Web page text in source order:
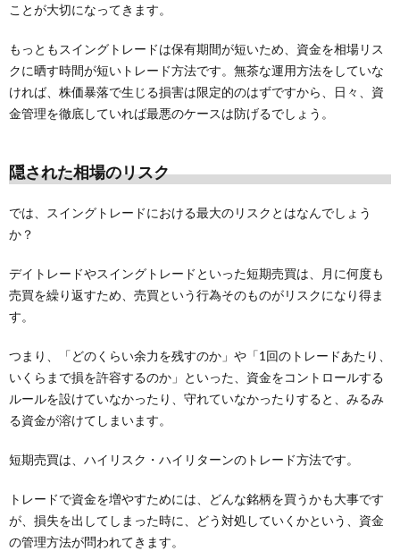
ことが大切になってきます。
もっともスイングトレードは保有期間が短いため、資金を相場リス
クに晒す時間が短いトレード方法です。無茶な運用方法をしていな
ければ、株価暴落で生じる損害は限定的のはずですから、日々、資
金管理を徹底していれば最悪のケースは防げるでしょう。
隠された相場のリスク
では、スイングトレードにおける最大のリスクとはなんでしょう
か？
デイトレードやスイングトレードといった短期売買は、月に何度も
売買を繰り返すため、売買という行為そのものがリスクになり得ま
す。
つまり、「どのくらい余力を残すのか」や「1回のトレードあたり、
いくらまで損を許容するのか」といった、資金をコントロールする
ルールを設けていなかったり、守れていなかったりすると、みるみ
る資金が溶けてしまいます。
短期売買は、ハイリスク・ハイリターンのトレード方法です。
トレードで資金を増やすためには、どんな銘柄を買うかも大事です
が、損失を出してしまった時に、どう対処していくかという、資金
の管理方法が問われてきます。